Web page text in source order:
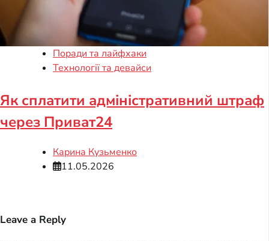
Поради та лайфхаки
Технології та девайси
Як сплатити адміністративний штраф
через Приват24
Карина Кузьменко
11.05.2026
Leave a Reply